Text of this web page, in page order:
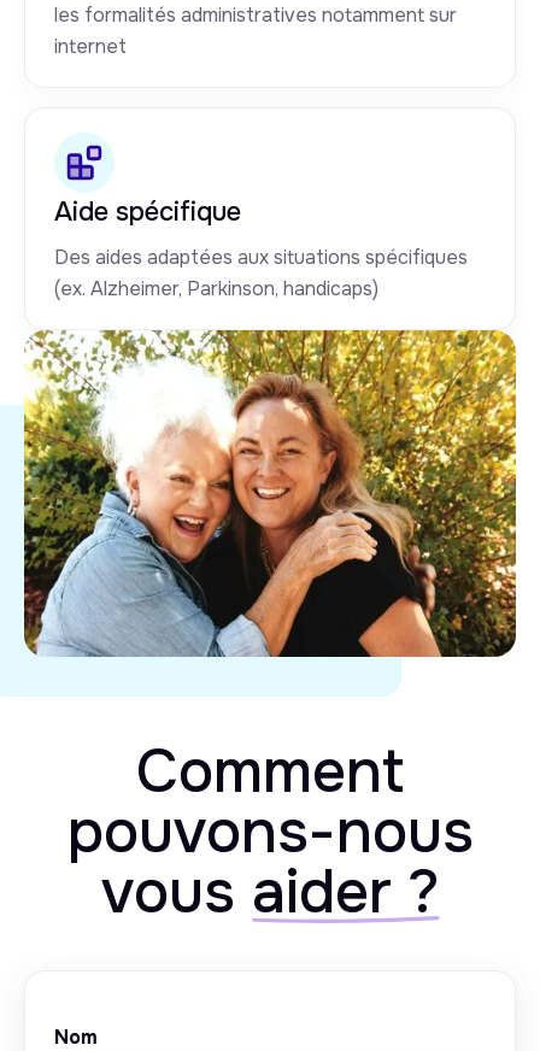
les formalités administratives notamment sur
internet
Aide spécifique
Des aides adaptées aux situations spécifiques
(ex. Alzheimer, Parkinson, handicaps)
Comment
pouvons-nous
vous aider ?
Nom